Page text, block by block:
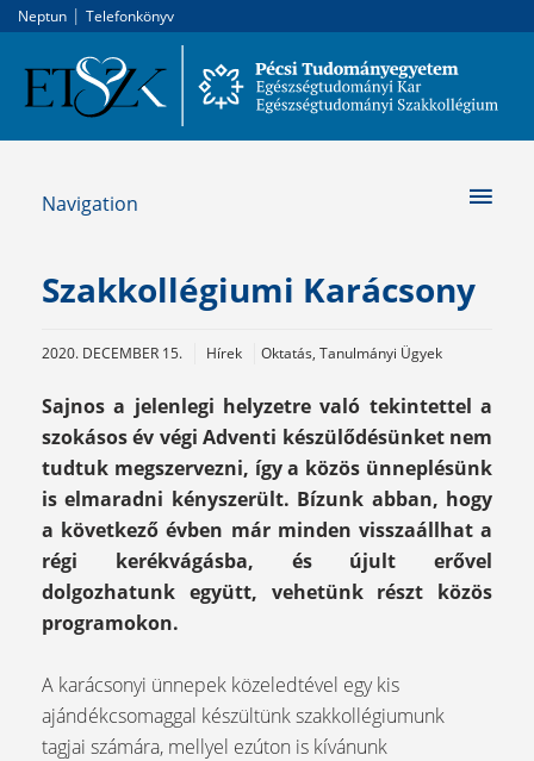
Neptun | Telefonkönyv
Navigation
Szakkollégiumi Karácsony
2020. DECEMBER 15. Hírek Oktatás, Tanulmányi Ügyek
Sajnos a jelenlegi helyzetre való tekintettel a
szokásos év végi Adventi készülődésünket nem
tudtuk megszervezni, így a közös ünneplésünk
is elmaradni kényszerült. Bízunk abban, hogy
a következő évben már minden visszaállhat a
régi kerékvágásba, és újult erővel
dolgozhatunk együtt, vehetünk részt közös
programokon.
A karácsonyi ünnepek közeledtével egy kis
ajándékcsomaggal készültünk szakkollégiumunk
tagjai számára, mellyel ezúton is kívánunk